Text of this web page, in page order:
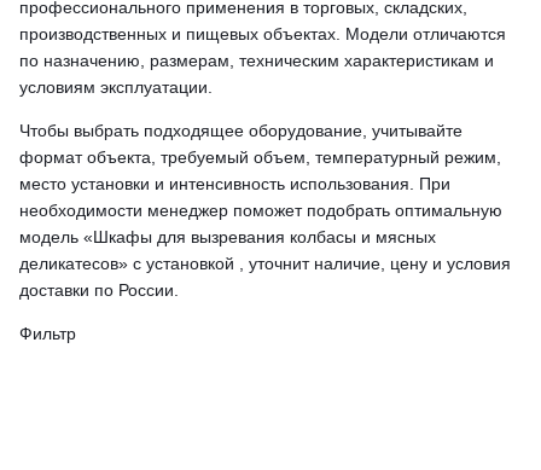
профессионального применения в торговых, складских,
производственных и пищевых объектах. Модели отличаются
по назначению, размерам, техническим характеристикам и
условиям эксплуатации.
Чтобы выбрать подходящее оборудование, учитывайте
формат объекта, требуемый объем, температурный режим,
место установки и интенсивность использования. При
необходимости менеджер поможет подобрать оптимальную
модель «Шкафы для вызревания колбасы и мясных
деликатесов» с установкой , уточнит наличие, цену и условия
доставки по России.
Фильтр